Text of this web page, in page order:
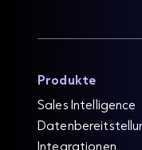
Produkte
Sales Intelligence
Integrationen